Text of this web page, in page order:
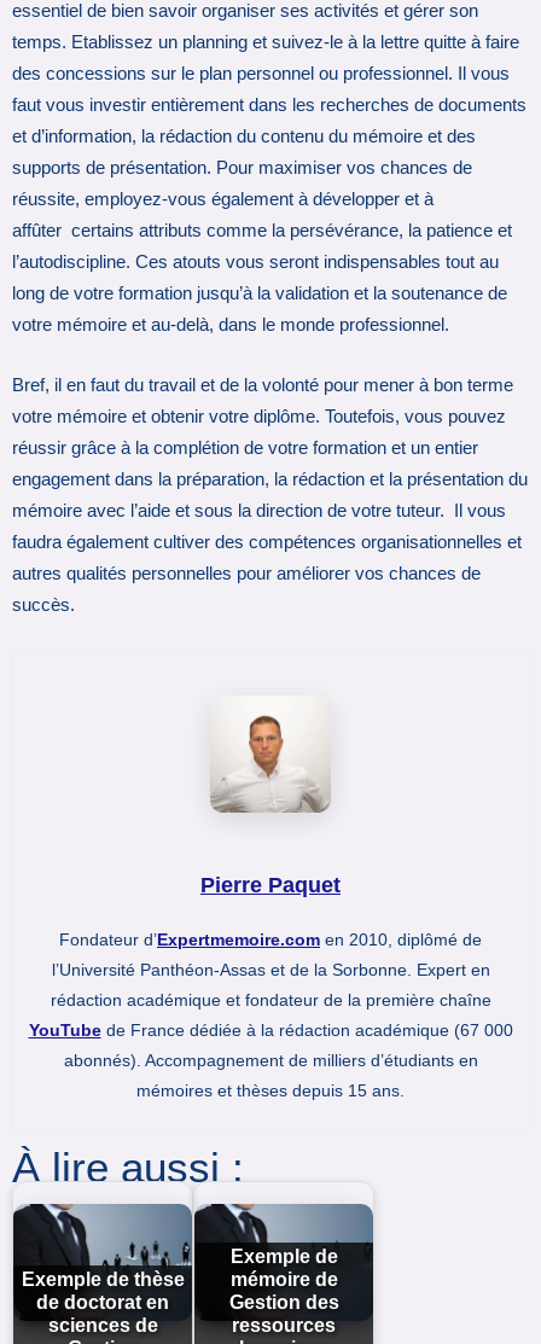
essentiel de bien savoir organiser ses activités et gérer son
temps. Etablissez un planning et suivez-le à la lettre quitte à faire
des concessions sur le plan personnel ou professionnel. Il vous
faut vous investir entièrement dans les recherches de documents
et d’information, la rédaction du contenu du mémoire et des
supports de présentation. Pour maximiser vos chances de
réussite, employez-vous également à développer et à
affûter certains attributs comme la persévérance, la patience et
l’autodiscipline. Ces atouts vous seront indispensables tout au
long de votre formation jusqu’à la validation et la soutenance de
votre mémoire et au-delà, dans le monde professionnel.
Bref, il en faut du travail et de la volonté pour mener à bon terme
votre mémoire et obtenir votre diplôme. Toutefois, vous pouvez
réussir grâce à la complétion de votre formation et un entier
engagement dans la préparation, la rédaction et la présentation du
mémoire avec l’aide et sous la direction de votre tuteur. Il vous
faudra également cultiver des compétences organisationnelles et
autres qualités personnelles pour améliorer vos chances de
succès.
Pierre Paquet
Fondateur d’Expertmemoire.com en 2010, diplômé de
l’Université Panthéon-Assas et de la Sorbonne. Expert en
rédaction académique et fondateur de la première chaîne
YouTubede France dédiée à la rédaction académique (67 000
abonnés). Accompagnement de milliers d’étudiants en
mémoires et thèses depuis 15 ans.
À lire aussi :
Exemple de thèse
de doctorat en
sciences de
Exemple de
mémoire de
Gestion des
ressources